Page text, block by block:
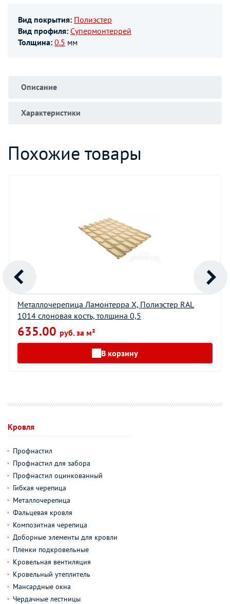
Вид покрытия: Полиэстер
Вид профиля: Супермонтеррей
Толщина: 0.5 мм
Описание
Характеристики
Похожие товары
Металлочерепица Ламонтерра Х, Полиэстер RAL
1014 слоновая кость, толщина 0,5
635.00 руб. за м²
В корзину
Кровля
Профнастил
Профнастил для забора
Профнастил оцинкованный
Гибкая черепица
Металлочерепица
Фальцевая кровля
Композитная черепица
Доборные элементы для кровли
Пленки подкровельные
Кровельная вентиляция
Кровельный утеплитель
Мансардные окна
Чердачные лестницы